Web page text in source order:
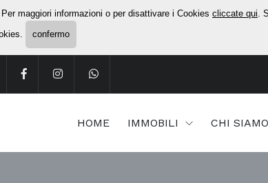
maggiori informazioni o per disattivare i Cookies cliccate qui.
confermo
HOME IMMOBILI CHI SIAMO